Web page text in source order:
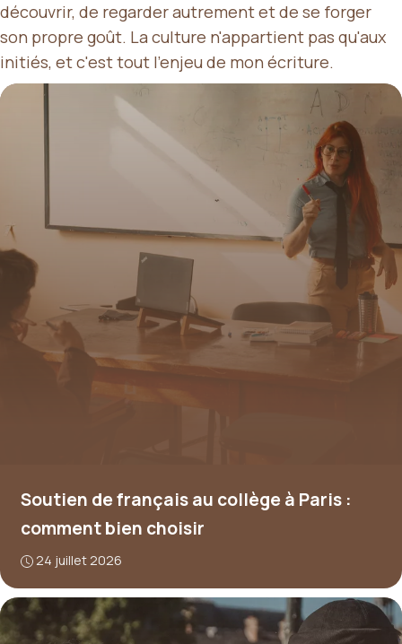
découvrir, de regarder autrement et de se forger
son propre goût. La culture n'appartient pas qu'aux
initiés, et c'est tout l'enjeu de mon écriture.
Soutien de français au collège à Paris :
comment bien choisir
24 juillet 2026